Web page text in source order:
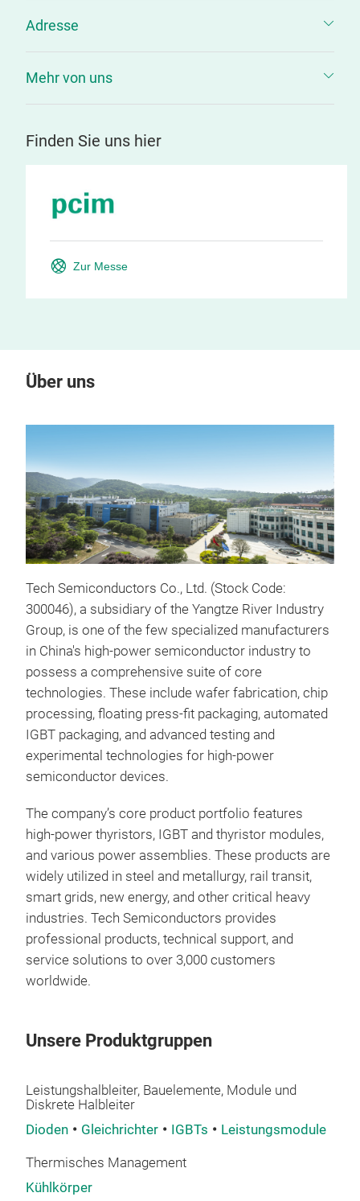
Adresse
Mehr von uns
Finden Sie uns hier
Zur Messe
Über uns
Tech Semiconductors Co., Ltd. (Stock Code:
300046), a subsidiary of the Yangtze River Industry
Group, is one of the few specialized manufacturers
in China's high-power semiconductor industry to
possess a comprehensive suite of core
technologies. These include wafer fabrication, chip
processing, floating press-fit packaging, automated
IGBT packaging, and advanced testing and
experimental technologies for high-power
semiconductor devices.
The company’s core product portfolio features
high-power thyristors, IGBT and thyristor modules,
and various power assemblies. These products are
widely utilized in steel and metallurgy, rail transit,
smart grids, new energy, and other critical heavy
industries. Tech Semiconductors provides
professional products, technical support, and
service solutions to over 3,000 customers
worldwide.
Unsere Produktgruppen
Leistungshalbleiter, Bauelemente, Module und
Diskrete Halbleiter
Dioden
Gleichrichter IGBTs Leistungsmodule
Thermisches Management
Kühlkörper